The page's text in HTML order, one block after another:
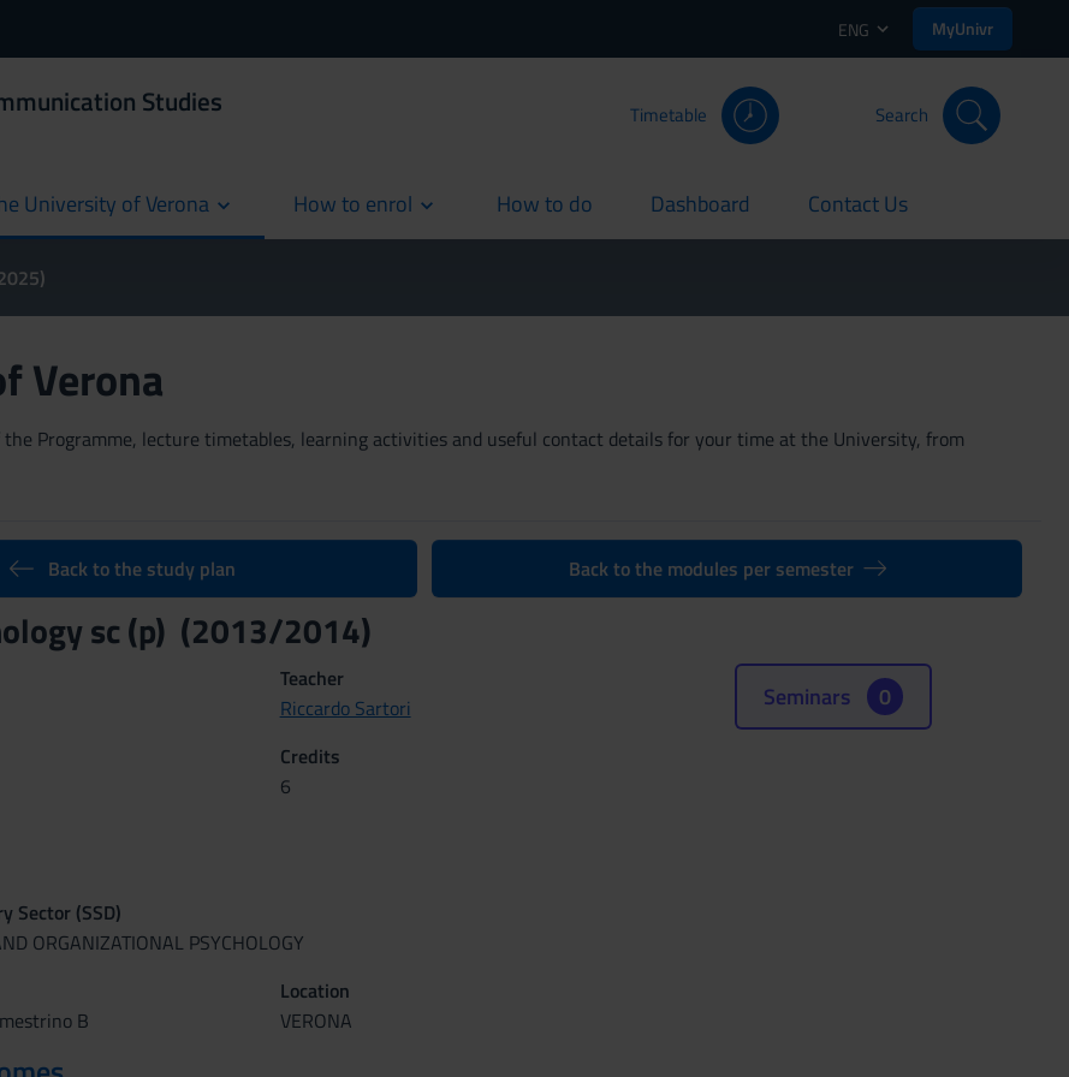
ENG MyUnivr
Studies Timetable Search
University of Verona How to enrol How to do
current Dashboard
current Contact Us
current
Verona
Programme, lecture timetables, learning activities and useful contact details for your time at the University, from
Back to the study plan Back to the modules per semester
sc (p) (2013/2014)
Teacher
Riccardo Sartori
Credits
6
Sector (SSD)
ORGANIZATIONAL PSYCHOLOGY
B
Location
VERONA
Seminars 0